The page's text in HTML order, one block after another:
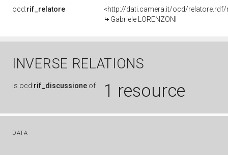
ocd:rif_relatore
<http://dati.camera.it/ocd/relatore.rdf/
Gabriele LORENZONI
INVERSE RELATIONS
is ocd:rif_discussione of 1 resource
DATA